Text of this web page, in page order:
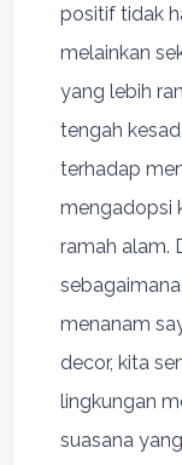
positif tidak
melainkan
yang lebih
tengah
terhadap
mengadopsi
ramah alam.
menanam
decor, kita
lingkungan
suasana